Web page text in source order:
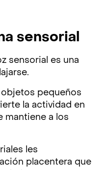
sensorial
sensorial es una
pequeños
la actividad en
mantiene a los
les
placentera que